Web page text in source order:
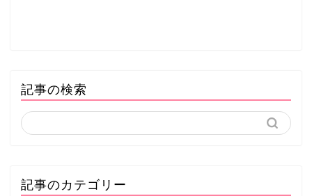
記事の検索
記事のカテゴリー